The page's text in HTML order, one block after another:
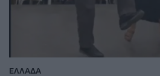
ΕΛΛΑΔΑ